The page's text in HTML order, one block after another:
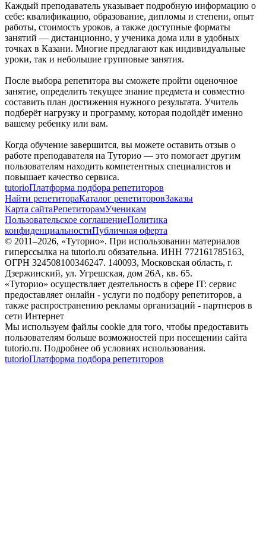
Каждый преподаватель указывает подробную информацию о
себе: квалификацию, образование, дипломы и степени, опыт
работы, стоимость уроков, а также доступные форматы
занятий — дистанционно, у ученика дома или в удобных
точках в Казани. Многие предлагают как индивидуальные
уроки, так и небольшие групповые занятия.
После выбора репетитора вы сможете пройти оценочное
занятие, определить текущее знание предмета и совместно
составить план достижения нужного результата. Учитель
подберёт нагрузку и программу, которая подойдёт именно
вашему ребенку или вам.
Когда обучение завершится, вы можете оставить отзыв о
работе преподавателя на Туторио — это помогает другим
пользователям находить компетентных специалистов и
повышает качество сервиса.
tutorioПлатформа подбора репетиторов
Найти репетитораКаталог репетиторовЗаказы
Карта сайтаРепетиторамУченикам
Пользовательское соглашениеПолитика
конфиденциальностиПубличная оферта
© 2011–2026, «Туторио». При использовании материалов
гиперссылка на tutorio.ru обязательна. ИНН 772161785163,
ОГРН 324508100346247. 140093, Московская область, г.
Дзержинский, ул. Угрешская, дом 26А, кв. 65.
«Туторио» осуществляет деятельность в сфере IT: сервис
предоставляет онлайн - услуги по подбору репетиторов, а
также распространению рекламы организаций - партнеров в
сети Интернет
Мы используем файлы cookie для того, чтобы предоставить
пользователям больше возможностей при посещении сайта
tutorio.ru. Подробнее об условиях использования.
tutorioПлатформа подбора репетиторов